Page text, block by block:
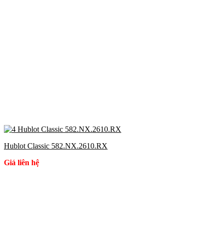
Hublot Classic 582.NX.2610.RX
Giá liên hệ